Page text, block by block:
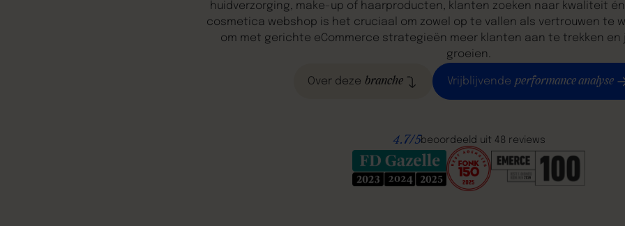
huidverzorging, make-up of haarproducten, klanten zoeken naar kwaliteit
cosmetica webshop is het cruciaal om zowel op te vallen als vertrouwen te
om met gerichte eCommerce strategieën meer klanten aan te trekken
groeien.
Over deze branche Vrijblijvende performance analyse
4.7/5beoordeeld uit 48 reviews